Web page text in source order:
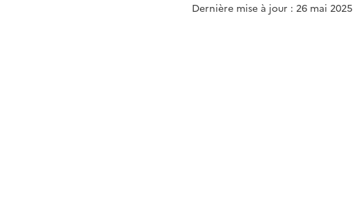
Dernière mise à jour : 26 mai 2025